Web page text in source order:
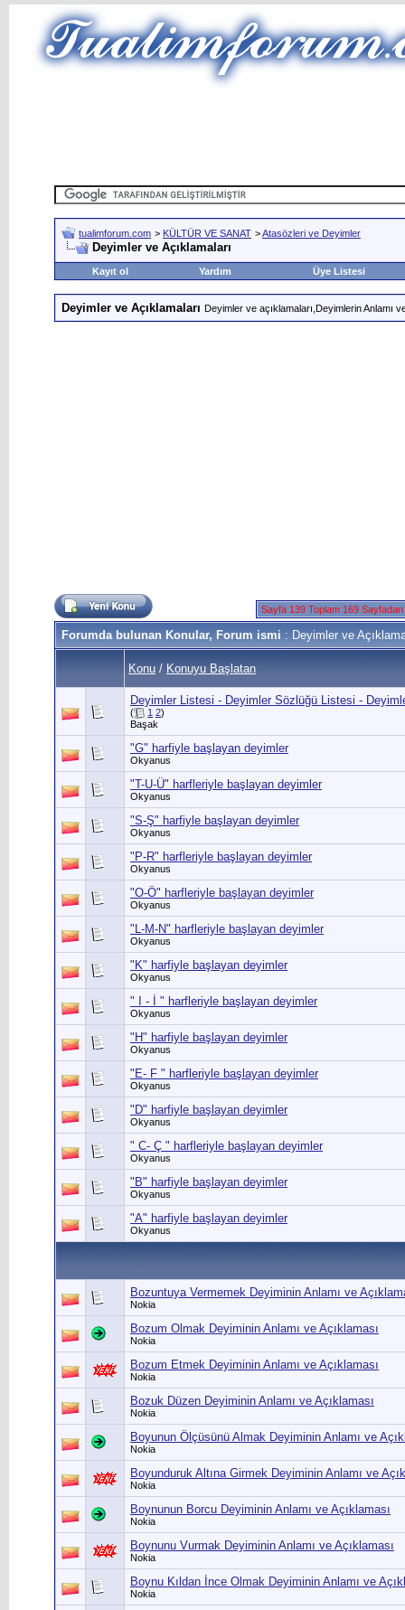
tualimforum.com > KÜLTÜR VE SANAT >Atasözleri ve Deyimler
Deyimler ve Açıklamaları
Kayıt ol Yardım Üye Listesi
Deyimler ve Açıklamaları Deyimler ve açıklamaları,Deyimlerin Anlamı
Sayfa 139 Toplam 169 Sayfadan
Forumda bulunan Konular, Forum ismi : Deyimler ve
Konu / Konuyu Başlatan
Deyimler Listesi - Deyimler Sözlüğü Listesi -
( 1 2)
Başak
"G" harfiyle başlayan deyimler
Okyanus
"T-U-Ü" harfleriyle başlayan deyimler
Okyanus
"S-Ş" harfiyle başlayan deyimler
Okyanus
"P-R" harfleriyle başlayan deyimler
Okyanus
"O-Ö" harfleriyle başlayan deyimler
Okyanus
"L-M-N" harfleriyle başlayan deyimler
Okyanus
"K" harfiyle başlayan deyimler
Okyanus
" I - İ " harfleriyle başlayan deyimler
Okyanus
"H" harfiyle başlayan deyimler
Okyanus
"E- F " harfleriyle başlayan deyimler
Okyanus
"D" harfiyle başlayan deyimler
Okyanus
" C- Ç " harfleriyle başlayan deyimler
Okyanus
"B" harfiyle başlayan deyimler
Okyanus
"A" harfiyle başlayan deyimler
Okyanus
Bozuntuya Vermemek Deyiminin Anlamı ve
Nokia
Bozum Olmak Deyiminin Anlamı ve Açıklaması
Nokia
Bozum Etmek Deyiminin Anlamı ve Açıklaması
Nokia
Bozuk Düzen Deyiminin Anlamı ve Açıklaması
Nokia
Boyunun Ölçüsünü Almak Deyiminin Anlamı ve
Nokia
Boyunduruk Altına Girmek Deyiminin Anlamı ve
Nokia
Boynunun Borcu Deyiminin Anlamı ve Açıklaması
Nokia
Boynunu Vurmak Deyiminin Anlamı ve Açıklaması
Nokia
Boynu Kıldan İnce Olmak Deyiminin Anlamı ve
Nokia